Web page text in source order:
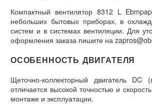
Компактный вентилятор 8312 L
небольших бытовых приборах, в
систем и в системах вентиляции. Для
оформления заказа пишите на
ОСОБЕННОСТЬ ДВИГАТЕЛЯ
Щеточно-коллекторный двигатель DC
отличается высокой точностью и
монтаже и эксплуатации.